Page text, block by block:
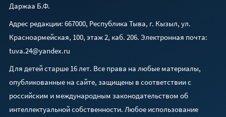
Даржаа Б.Ф.
Адрес редакции: 667000, Республика Тыва, г. Кызыл, ул.
Красноармейская, 100, этаж 2, каб. 206. Электронная почта:
tuva.24@yandex.ru
Для детей старше 16 лет. Все права на любые материалы,
опубликованные на сайте, защищены в соответствии с
российским и международным законодательством об
интеллектуальной собственности. Любое использование